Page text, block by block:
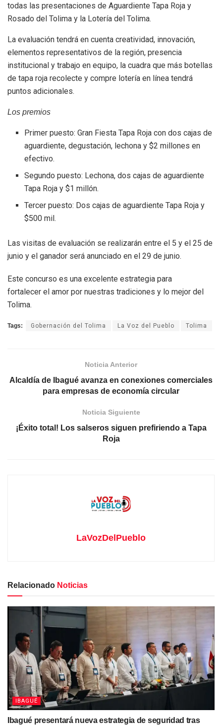
todas las presentaciones de Aguardiente Tapa Roja y
Rosado del Tolima y la Lotería del Tolima.
La evaluación tendrá en cuenta creatividad, innovación,
elementos representativos de la región, presencia
institucional y trabajo en equipo, la cuadra que más botellas
de tapa roja recolecte y compre lotería en línea tendrá
puntos adicionales.
Los premios
Primer puesto: Gran Fiesta Tapa Roja con dos cajas de
aguardiente, degustación, lechona y $2 millones en
efectivo.
Segundo puesto: Lechona, dos cajas de aguardiente
Tapa Roja y $1 millón.
Tercer puesto: Dos cajas de aguardiente Tapa Roja y
$500 mil.
Las visitas de evaluación se realizarán entre el 5 y el 25 de
junio y el ganador será anunciado en el 29 de junio.
Este concurso es una excelente estrategia para
fortalecer el amor por nuestras tradiciones y lo mejor del
Tolima.
Tags: Gobernación del Tolima La Voz del Pueblo Tolima
Noticia Anterior
Alcaldía de Ibagué avanza en conexiones comerciales
para empresas de economía circular
Noticia Siguiente
¡Éxito total! Los salseros siguen prefiriendo a Tapa
Roja
LaVozDelPueblo
Relacionado Noticias
IBAGUÉ
Ibagué presentará nueva estrategia de seguridad tras